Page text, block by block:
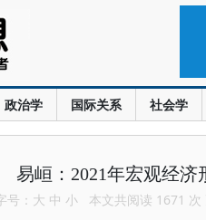
政治学 国际关系 社会学
易峘：2021年宏观经济
号： 大 中 小 本文共阅读 1671 次